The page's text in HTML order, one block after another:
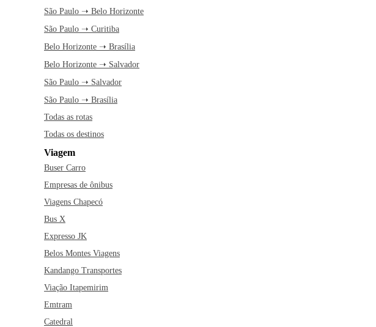
São Paulo ➝ Belo Horizonte
São Paulo ➝ Curitiba
Belo Horizonte ➝ Brasília
Belo Horizonte ➝ Salvador
São Paulo ➝ Salvador
São Paulo ➝ Brasília
Todas as rotas
Todas os destinos
Viagem
Buser Carro
Empresas de ônibus
Viagens Chapecó
Bus X
Expresso JK
Belos Montes Viagens
Kandango Transportes
Viação Itapemirim
Emtram
Catedral